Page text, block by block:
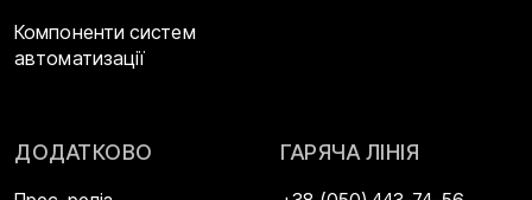
Компоненти систем
автоматизації
ДОДАТКОВО ГАРЯЧА ЛІНІЯ